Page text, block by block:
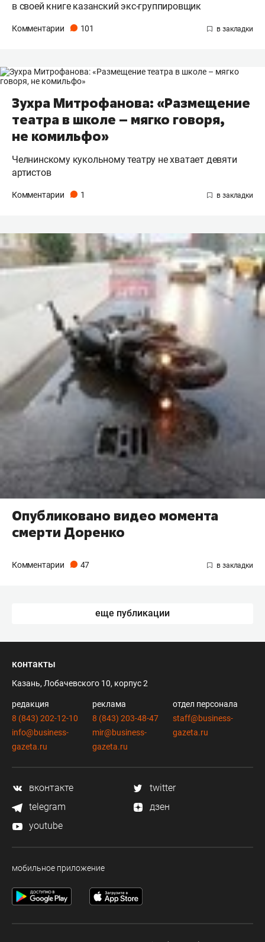
в своей книге казанский экс-группировщик
Комментарии 101
Зухра Митрофанова: «Размещение
театра в школе – мягко говоря,
не комильфо»
Челнинскому кукольному театру не хватает девяти
артистов
Комментарии 1
Опубликовано видео момента
смерти Доренко
Комментарии 47
еще публикации
контакты
Казань, Лобачевского 10, корпус 2
редакция
8 (843) 202-12-10
info@business-
gazeta.ru
реклама
8 (843) 203-48-47
mir@business-
gazeta.ru
отдел персонала
staff@business-
gazeta.ru
вконтакте
twitter
telegram
дзен
youtube
мобильное приложение